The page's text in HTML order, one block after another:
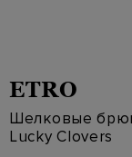
ETRO
Шелковые
Lucky Clovers